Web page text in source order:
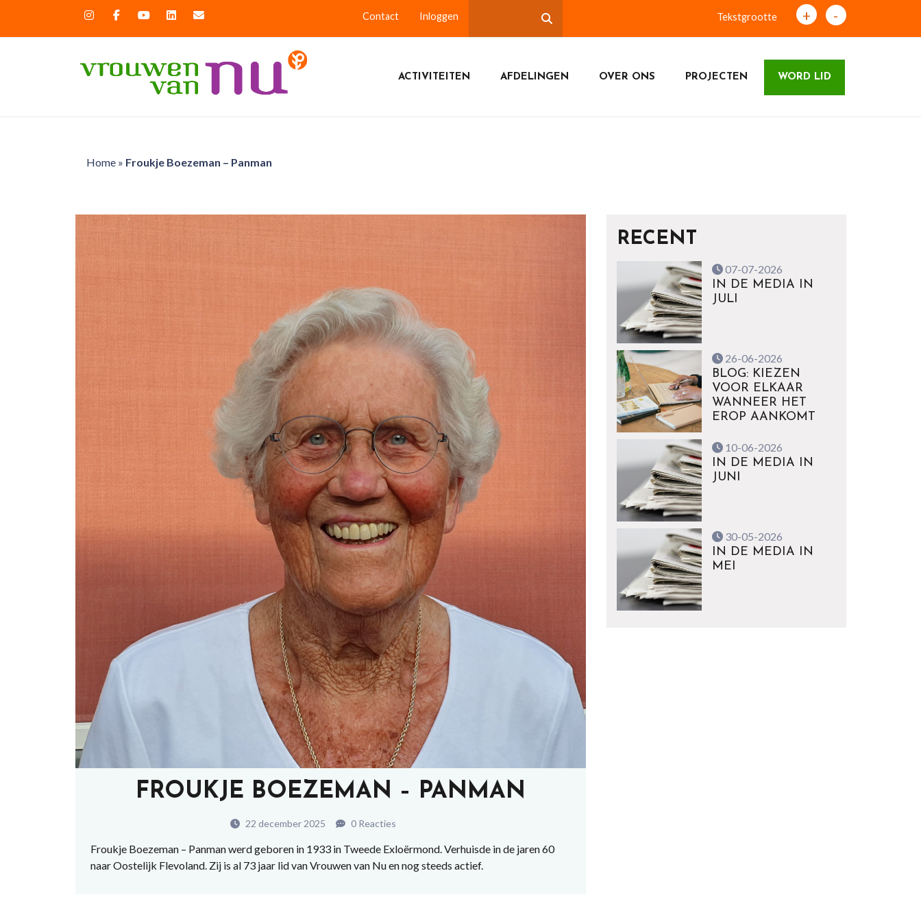
Contact Inloggen Tekstgrootte + -
ACTIVITEITEN AFDELINGEN OVER ONS PROJECTEN WORD LID
Home» Froukje Boezeman – Panman
FROUKJE BOEZEMAN – PANMAN
22 december 2025 0 Reacties
Froukje Boezeman – Panman werd geboren in 1933 in Tweede Exloërmond. Verhuisde in de jaren 60
naar Oostelijk Flevoland. Zij is al 73 jaar lid van Vrouwen van Nu en nog steeds actief.
RECENT
07-07-2026
IN DE MEDIA IN
JULI
26-06-2026
BLOG: KIEZEN
VOOR ELKAAR
WANNEER HET
EROP AANKOMT
10-06-2026
IN DE MEDIA IN
JUNI
30-05-2026
IN DE MEDIA IN
MEI